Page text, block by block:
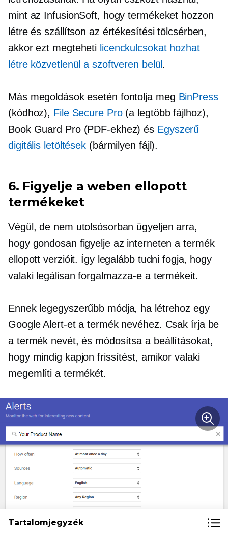
mint az InfusionSoft, hogy termékeket hozzon
létre és szállítson az értékesítési tölcsérben,
akkor ezt megteheti licenckulcsokat hozhat
létre közvetlenül a szoftveren belül.
Más megoldások esetén fontolja meg BinPress
(kódhoz), File Secure Pro(a legtöbb fájlhoz),
Book Guard Pro (PDF-ekhez) és Egyszerű
digitális letöltések (bármilyen fájl).
6. Figyelje a weben ellopott
termékeket
Végül, de nem utolsósorban ügyeljen arra,
hogy gondosan figyelje az interneten a termék
ellopott verzióit. Így legalább tudni fogja, hogy
valaki legálisan forgalmazza-e a termékeit.
Ennek legegyszerűbb módja, ha létrehoz egy
Google Alert-et a termék nevéhez. Csak írja be
a termék nevét, és módosítsa a beállításokat,
hogy mindig kapjon frissítést, amikor valaki
megemlíti a termékét.
Tartalomjegyzék